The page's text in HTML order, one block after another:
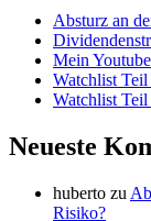
Absturz an
Mein
Watchlist
Watchlist
Neueste
huberto zu
Risiko?